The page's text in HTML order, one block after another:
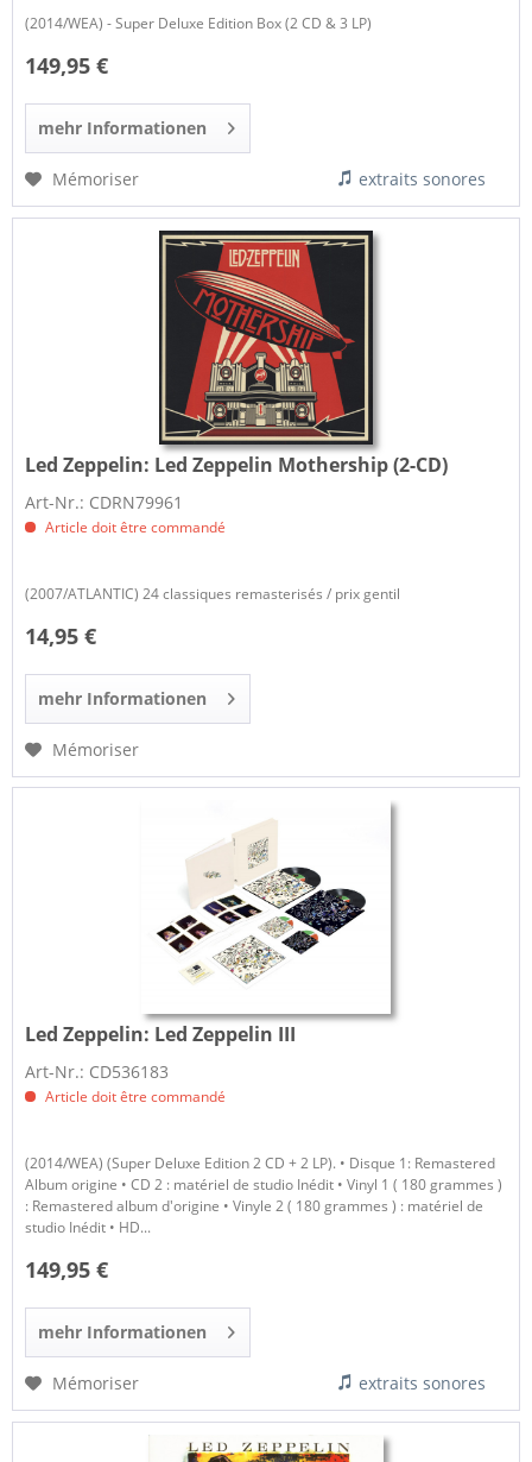
(2014/WEA) - Super Deluxe Edition Box (2 CD & 3 LP)
149,95 €
mehr Informationen
Mémoriser extraits sonores
Led Zeppelin: Led Zeppelin Mothership (2-CD)
Art-Nr.: CDRN79961
Article doit être commandé
(2007/ATLANTIC) 24 classiques remasterisés / prix gentil
14,95 €
mehr Informationen
Mémoriser
Led Zeppelin: Led Zeppelin III
Art-Nr.: CD536183
Article doit être commandé
(2014/WEA) (Super Deluxe Edition 2 CD + 2 LP). • Disque 1: Remastered
Album origine • CD 2 : matériel de studio Inédit • Vinyl 1 ( 180 grammes )
: Remastered album d'origine • Vinyle 2 ( 180 grammes ) : matériel de
studio Inédit • HD...
149,95 €
mehr Informationen
Mémoriser extraits sonores